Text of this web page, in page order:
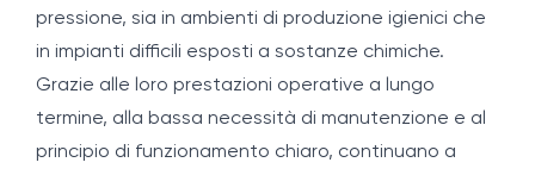
pressione, sia in ambienti di produzione igienici che
in impianti difficili esposti a sostanze chimiche.
Grazie alle loro prestazioni operative a lungo
termine, alla bassa necessità di manutenzione e al
principio di funzionamento chiaro, continuano a